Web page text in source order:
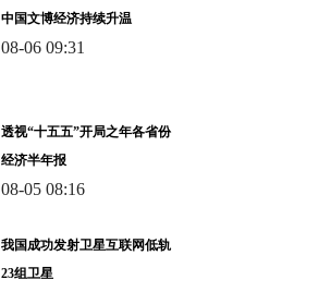
中国文博经济持续升温
08-06 09:31
透视“十五五”开局之年各省份
经济半年报
08-05 08:16
我国成功发射卫星互联网低轨
23组卫星